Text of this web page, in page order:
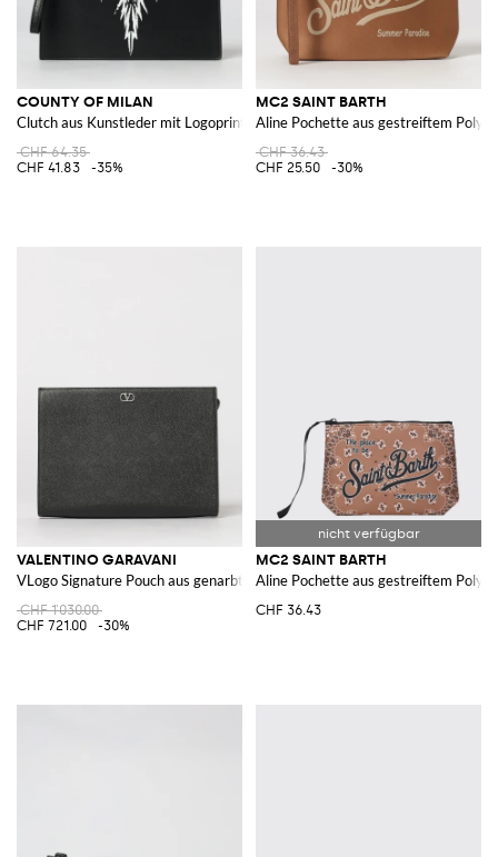
COUNTY OF MILAN
Clutch aus Kunstleder mit Logoprint
CHF 64.35
CHF 41.83
-35%
MC2 SAINT BARTH
Aline Pochette aus gestreiftem
CHF 36.43
CHF 25.50
-30%
VALENTINO GARAVANI
VLogo Signature Pouch aus genarbtem Leder
CHF 1'030.00
CHF 721.00
-30%
MC2 SAINT BARTH
Aline Pochette aus gestreiftem
CHF 36.43